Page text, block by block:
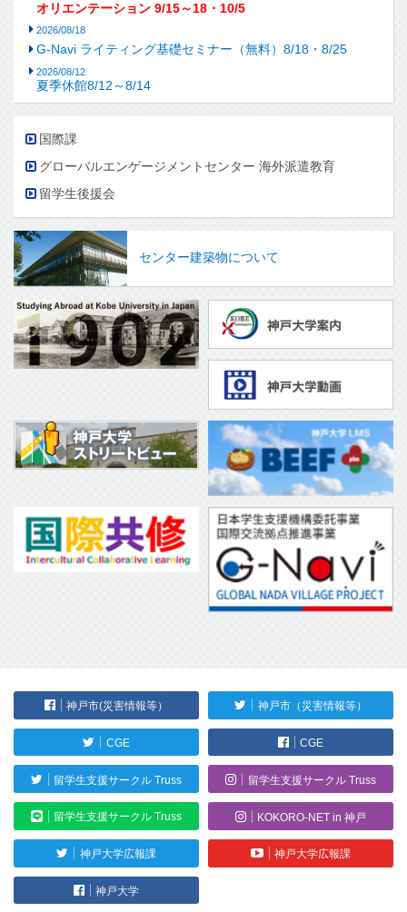
オリエンテーション 9/15～18・10/5
2026/08/18
G-Navi ライティング基礎セミナー（無料）8/18・8/25
2026/08/12
夏季休館8/12～8/14
国際課
グローバルエンゲージメントセンター 海外派遣教育
留学生後援会
センター建築物について
神戸市(災害情報等） 神戸市（災害情報等）
CGE CGE
留学生支援サークル Truss 留学生支援サークル Truss
留学生支援サークル Truss KOKORO-NET in 神戸
神戸大学広報課 神戸大学広報課
神戸大学